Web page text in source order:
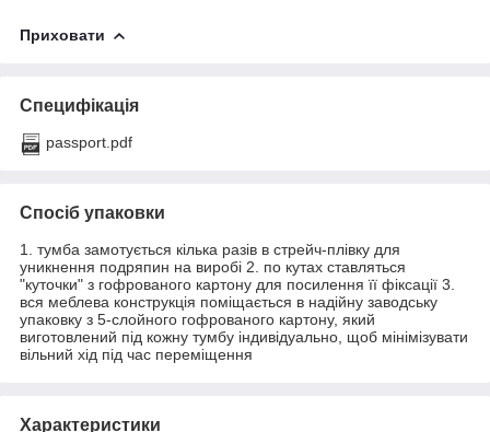
Приховати
Специфікація
passport.pdf
Спосіб упаковки
1. тумба замотується кілька разів в стрейч-плівку для
уникнення подряпин на виробі 2. по кутах ставляться
"куточки" з гофрованого картону для посилення її фіксації 3.
вся меблева конструкція поміщається в надійну заводську
упаковку з 5-слойного гофрованого картону, який
виготовлений під кожну тумбу індивідуально, щоб мінімізувати
вільний хід під час переміщення
Характеристики